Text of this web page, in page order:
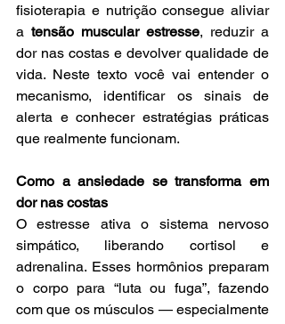
fisioterapia e nutrição consegue aliviar
a tensão muscular estresse, reduzir a
dor nas costas e devolver qualidade de
vida. Neste texto você vai entender o
mecanismo, identificar os sinais de
alerta e conhecer estratégias práticas
que realmente funcionam.
Como a ansiedade se transforma em
dor nas costas
O estresse ativa o sistema nervoso
simpático, liberando cortisol e
adrenalina. Esses hormônios preparam
o corpo para “luta ou fuga”, fazendo
com que os músculos — especialmente